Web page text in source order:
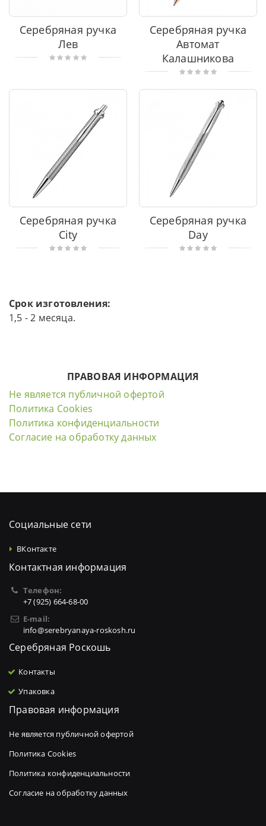
Серебряная ручка
Лев
Серебряная ручка
Автомат
Калашникова
Серебряная ручка
City
Серебряная ручка
Day
Срок изготовления:
1,5 - 2 месяца.
ПРАВОВАЯ ИНФОРМАЦИЯ
Не является публичной офертой
Политика Cookies
Политика конфиденциальности
Согласие на обработку данных
Социальные сети
ВКонтакте
Контактная информация
Телефон:
+7 (925) 664-68-00
E-mail:
info@serebryanaya-roskosh.ru
Серебряная Роскошь
Контакты
Упаковка
Правовая информация
Не является публичной офертой
Политика Cookies
Политика конфиденциальности
Согласие на обработку данных